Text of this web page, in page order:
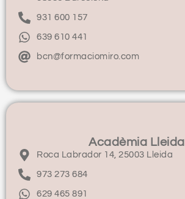
931 600 157
639 610 441
bcn@formaciomiro.com
Acadèmia Lleida
Roca Labrador 14, 25003 Lleida
973 273 684
629 465 891